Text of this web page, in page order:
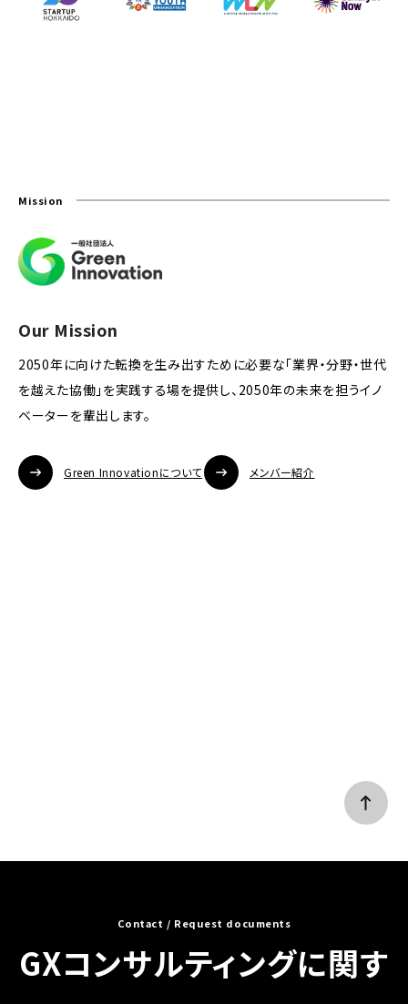
Mission
Our Mission
2050年に向けた転換を生み出すために必要な「業界・分野・世代
を越えた協働」を実践する場を提供し、2050年の未来を担うイノ
ベーターを輩出します。
Green Innovationについて メンバー紹介
Contact / Request documents
GXコンサルティングに関す